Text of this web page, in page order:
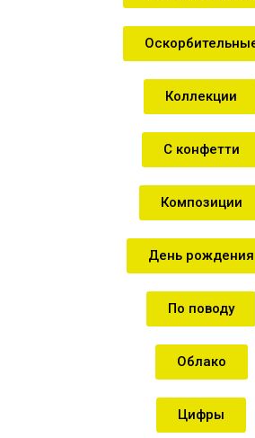
Коллекции
С конфетти
Композиции
День рождения
По поводу
Облако
Цифры